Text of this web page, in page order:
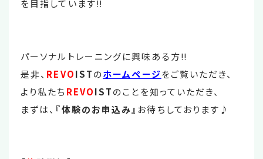
を目指しています‼
パーソナルトレーニングに興味ある方‼
是非、 REVOISTのホームページをご覧いただき、
より私たち REVOISTのことを知っていただき、
まずは、 『体験のお申込み』 お待ちしております♪